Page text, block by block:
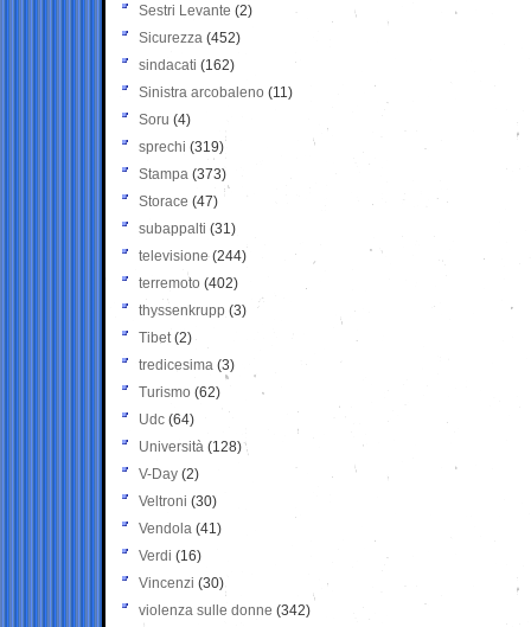
Sestri Levante (2)
Sicurezza (452)
sindacati (162)
Sinistra arcobaleno (11)
Soru (4)
sprechi (319)
Stampa (373)
Storace (47)
subappalti (31)
televisione(244)
terremoto (402)
thyssenkrupp (3)
Tibet(2)
tredicesima (3)
Turismo (62)
Udc (64)
Università (128)
V-Day (2)
Veltroni (30)
Vendola (41)
Verdi (16)
Vincenzi (30)
violenza sulle donne (342)